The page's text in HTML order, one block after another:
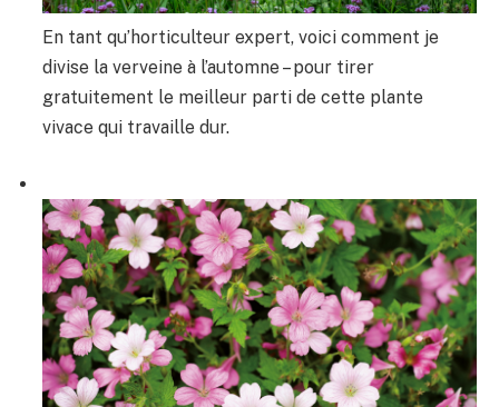
En tant qu’horticulteur expert, voici comment je
divise la verveine à l’automne – pour tirer
gratuitement le meilleur parti de cette plante
vivace qui travaille dur.